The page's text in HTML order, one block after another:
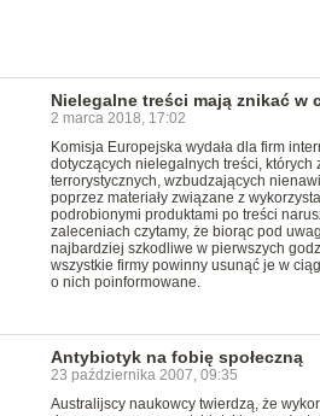
Nielegalne treści mają znikać w
2 marca 2018, 17:02
Komisja Europejska wydała dla firm
dotyczących nielegalnych treści, których
terrorystycznych, wzbudzających
poprzez materiały związane z
podrobionymi produktami po treści
zaleceniach czytamy, że biorąc pod
najbardziej szkodliwe w pierwszych
wszystkie firmy powinny usunąć je w
o nich poinformowane.
Antybiotyk na fobię społeczną
23 października 2007, 09:35
Australijscy naukowcy twierdzą, że